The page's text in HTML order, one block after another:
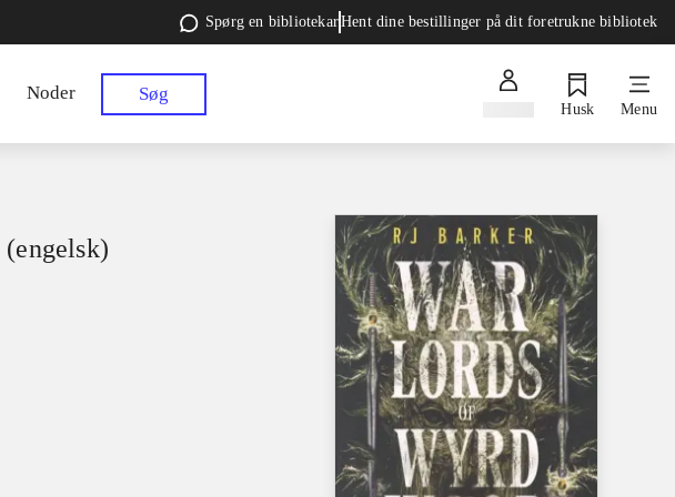
Spørg en bibliotekarHent dine bestillinger på dit foretrukne bibliotek
Noder Søg
Husk Menu
(engelsk)